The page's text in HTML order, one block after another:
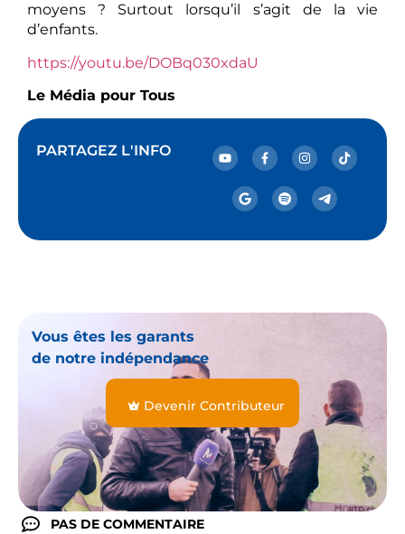
moyens ? Surtout lorsqu’il s’agit de la vie
d’enfants.
https://youtu.be/DOBq030xdaU
Le Média pour Tous
PARTAGEZ L'INFO
Vous êtes les garants
de notre indépendance
Devenir Contributeur
PAS DE COMMENTAIRE